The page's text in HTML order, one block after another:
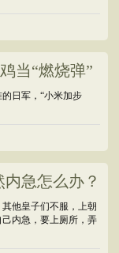
当“燃烧弹”
日军，“小米加步
急怎么办？
他皇子们不服，上朝
内急，要上厕所，弄